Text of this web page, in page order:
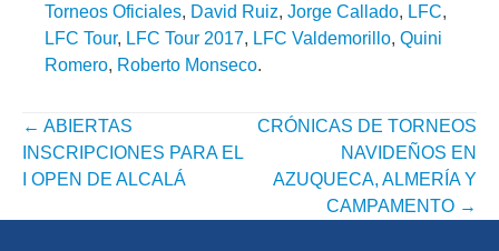
Torneos Oficiales, David Ruiz, Jorge Callado, LFC,
LFC Tour, LFC Tour 2017, LFC Valdemorillo, Quini
Romero, Roberto Monseco.
NAVEGACIÓN
POR
ENTRADA
← ABIERTAS
INSCRIPCIONES PARA EL
I OPEN DE ALCALÁ
CRÓNICAS DE TORNEOS
NAVIDEÑOS EN
AZUQUECA, ALMERÍA Y
CAMPAMENTO →